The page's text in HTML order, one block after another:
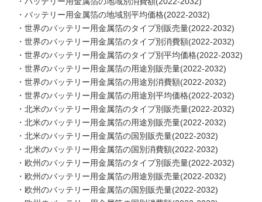
・バッテリー用金属箔の地域別平均価格(2022-2032)
・世界のバッテリー用金属箔のタイプ別販売量(2022-2032)
・世界のバッテリー用金属箔のタイプ別消費額(2022-2032)
・世界のバッテリー用金属箔のタイプ別平均価格(2022-2032)
・世界のバッテリー用金属箔の用途別販売量(2022-2032)
・世界のバッテリー用金属箔の用途別消費額(2022-2032)
・世界のバッテリー用金属箔の用途別平均価格(2022-2032)
・北米のバッテリー用金属箔のタイプ別販売量(2022-2032)
・北米のバッテリー用金属箔の用途別販売量(2022-2032)
・北米のバッテリー用金属箔の国別販売量(2022-2032)
・北米のバッテリー用金属箔の国別消費額(2022-2032)
・欧州のバッテリー用金属箔のタイプ別販売量(2022-2032)
・欧州のバッテリー用金属箔の用途別販売量(2022-2032)
・欧州のバッテリー用金属箔の国別販売量(2022-2032)